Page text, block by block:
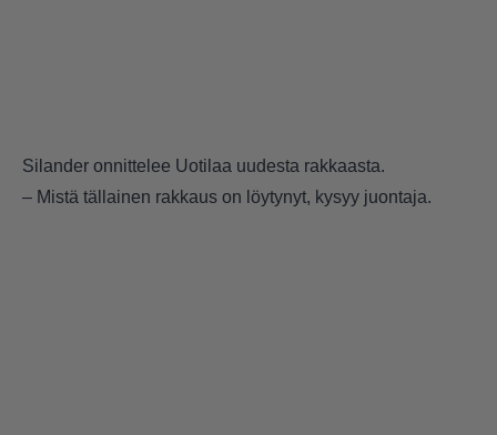
Silander onnittelee Uotilaa uudesta rakkaasta.
– Mistä tällainen rakkaus on löytynyt, kysyy juontaja.